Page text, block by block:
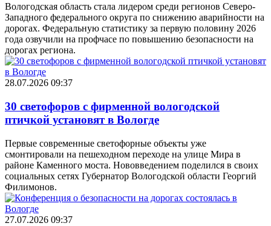
Вологодская область стала лидером среди регионов Северо-
Западного федерального округа по снижению аварийности на
дорогах. Федеральную статистику за первую половину 2026
года озвучили на профчасе по повышению безопасности на
дорогах региона.
28.07.2026 09:37
30 светофоров с фирменной вологодской
птичкой установят в Вологде
Первые современные светофорные объекты уже
смонтировали на пешеходном переходе на улице Мира в
районе Каменного моста. Нововведением поделился в своих
социальных сетях Губернатор Вологодской области Георгий
Филимонов.
27.07.2026 09:37